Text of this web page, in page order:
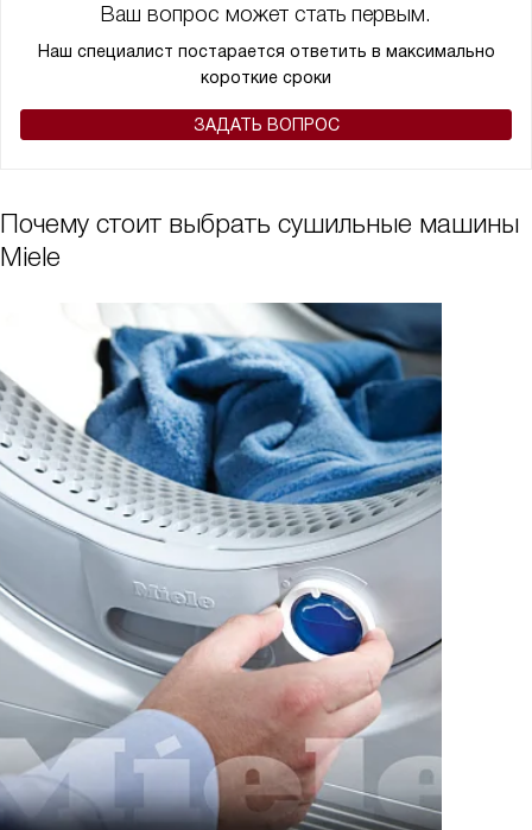
Ваш вопрос может стать первым.
Наш специалист постарается ответить в максимально
короткие сроки
ЗАДАТЬ ВОПРОС
Почему стоит выбрать сушильные машины
Miele